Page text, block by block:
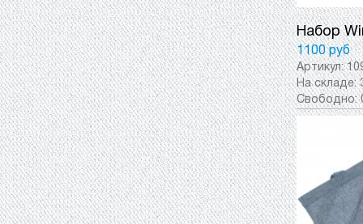
Набор
1100 руб
Артикул:
На складе:
Свободно: